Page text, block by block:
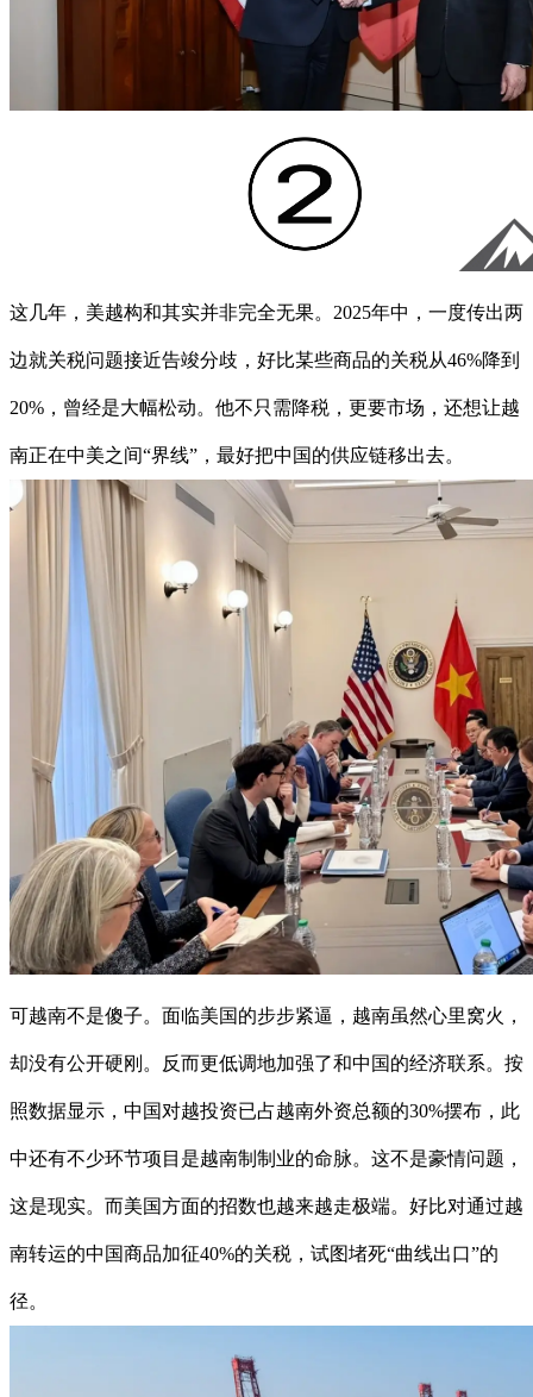
这几年，美越构和其实并非完全无果。2025年中，一度传出两
边就关税问题接近告竣分歧，好比某些商品的关税从46%降到
20%，曾经是大幅松动。他不只需降税，更要市场，还想让越
南正在中美之间“界线”，最好把中国的供应链移出去。
可越南不是傻子。面临美国的步步紧逼，越南虽然心里窝火，
却没有公开硬刚。反而更低调地加强了和中国的经济联系。按
照数据显示，中国对越投资已占越南外资总额的30%摆布，此
中还有不少环节项目是越南制制业的命脉。这不是豪情问题，
这是现实。而美国方面的招数也越来越走极端。好比对通过越
南转运的中国商品加征40%的关税，试图堵死“曲线出口”的
径。